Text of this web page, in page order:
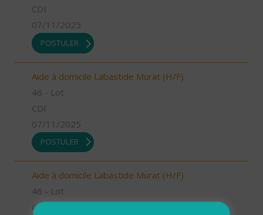
CDI
07/11/2025
POSTULER
Aide à domicile Labastide Murat (H/F)
46 - Lot
CDI
07/11/2025
POSTULER
Aide à domicile Labastide Murat (H/F)
46 - Lot
CDI